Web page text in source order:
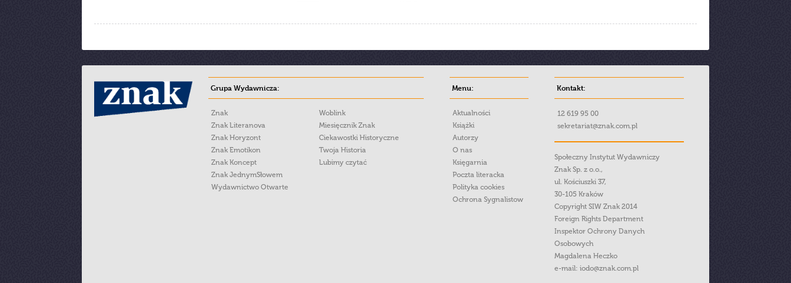
Grupa Wydawnicza:
Znak
Znak Literanova
Znak Horyzont
Znak Emotikon
Znak Koncept
Znak JednymSłowem
Wydawnictwo Otwarte
Woblink
Miesięcznik Znak
Ciekawostki Historyczne
Twoja Historia
Lubimy czytać
Menu:
Aktualności
Książki
Autorzy
O nas
Księgarnia
Poczta literacka
Polityka cookies
Ochrona Sygnalistow
Kontakt:
12 619 95 00
sekretariat@znak.com.pl
Społeczny Instytut Wydawniczy
Znak Sp. z o.o.,
ul. Kościuszki 37,
30-105 Kraków
Copyright SIW Znak 2014
Foreign Rights Department
Inspektor Ochrony Danych
Osobowych
Magdalena Heczko
e-mail: iodo@znak.com.pl